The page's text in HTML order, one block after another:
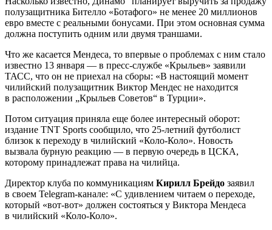
полузащитника Бителло «Ботафого» не менее 20 миллионов
евро вместе с реальными бонусами. При этом основная сумма
должна поступить одним или двумя траншами.
Что же касается Мендеса, то впервые о проблемах с ним стало
известно 13 января — в пресс-службе «Крыльев» заявили
ТАСС, что он не приехал на сборы: «В настоящий момент
чилийский полузащитник Виктор Мендес не находится
в расположении „Крыльев Советов“ в Турции».
Потом ситуация приняла еще более интересный оборот:
издание TNT Sports сообщило, что 25-летний футболист
близок к переходу в чилийский «Коло-Коло». Новость
вызвала бурную реакцию — в первую очередь в ЦСКА,
которому принадлежат права на чилийца.
Директор клуба по коммуникациям Кирилл Брейдо заявил
в своем Telegram-канале: «С удивлением читаем о переходе,
который «вот-вот» должен состояться у Виктора Мендеса
в чилийский «Коло-Коло».